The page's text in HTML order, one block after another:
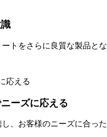
ートをさらに良質な製品と
ーズに応える
、お客様のニーズに合っ